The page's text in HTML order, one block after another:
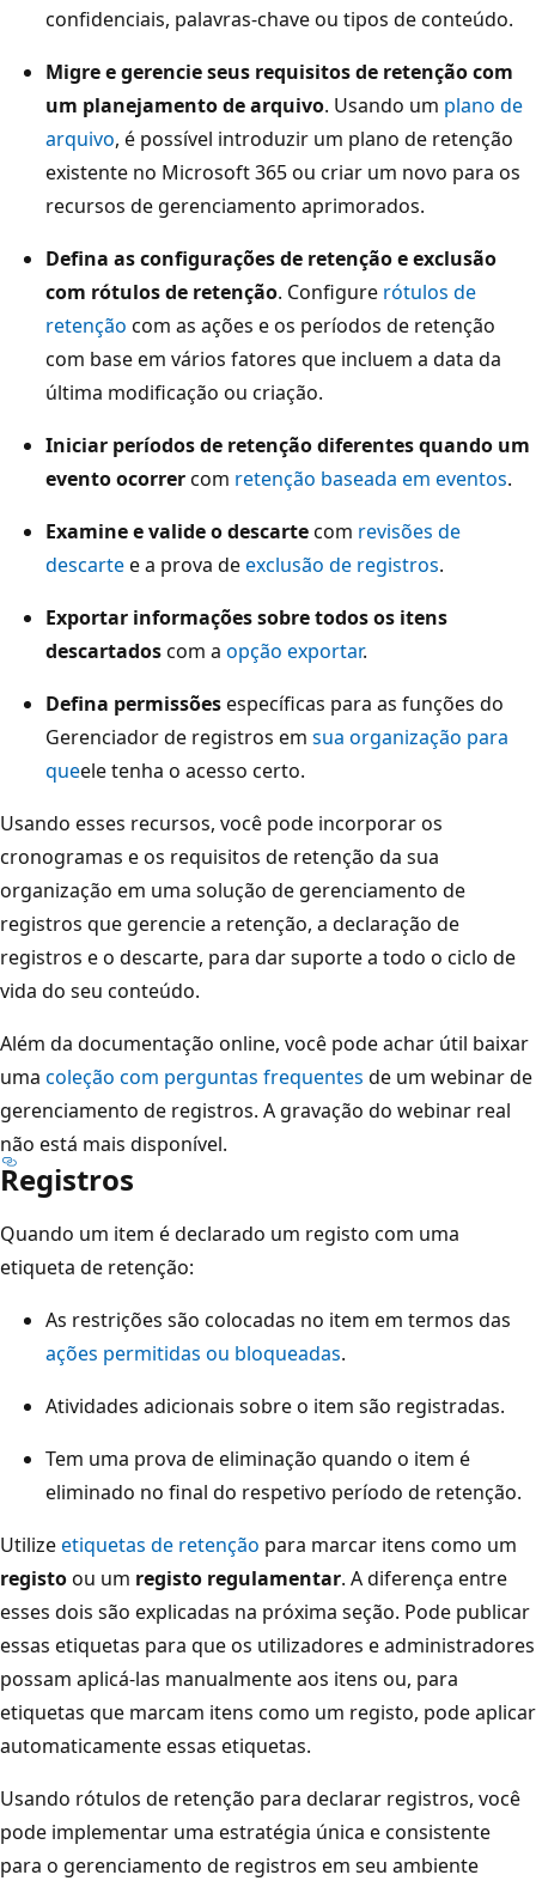
confidenciais, palavras-chave ou tipos de conteúdo.
Migre e gerencie seus requisitos de retenção com
um planejamento de arquivo. Usando um plano de
arquivo, é possível introduzir um plano de retenção
existente no Microsoft 365 ou criar um novo para os
recursos de gerenciamento aprimorados.
Defina as configurações de retenção e exclusão
com rótulos de retenção. Configure rótulos de
retenção com as ações e os períodos de retenção
com base em vários fatores que incluem a data da
última modificação ou criação.
Iniciar períodos de retenção diferentes quando um
evento ocorrercom retenção baseada em eventos.
Examine e valide o descartecom revisões de
descartee a prova deexclusão de registros.
Exportar informações sobre todos os itens
descartadoscom a opção exportar.
Defina permissõesespecíficas para as funções do
Gerenciador de registros em sua organização para
queele tenha o acesso certo.
Usando esses recursos, você pode incorporar os
cronogramas e os requisitos de retenção da sua
organização em uma solução de gerenciamento de
registros que gerencie a retenção, a declaração de
registros e o descarte, para dar suporte a todo o ciclo de
vida do seu conteúdo.
Além da documentação online, você pode achar útil baixar
uma coleção com perguntas frequentes de um webinar de
gerenciamento de registros. A gravação do webinar real
não está mais disponível.
Registros
Quando um item é declarado um registo com uma
etiqueta de retenção:
As restrições são colocadas no item em termos das
ações permitidas ou bloqueadas.
Atividades adicionais sobre o item são registradas.
Tem uma prova de eliminação quando o item é
eliminado no final do respetivo período de retenção.
Utilizeetiquetas de retenção para marcar itens como um
registoou um registo regulamentar. A diferença entre
esses dois são explicadas na próxima seção. Pode publicar
essas etiquetas para que os utilizadores e administradores
possam aplicá-las manualmente aos itens ou, para
etiquetas que marcam itens como um registo, pode aplicar
automaticamente essas etiquetas.
Usando rótulos de retenção para declarar registros, você
pode implementar uma estratégia única e consistente
para o gerenciamento de registros em seu ambiente